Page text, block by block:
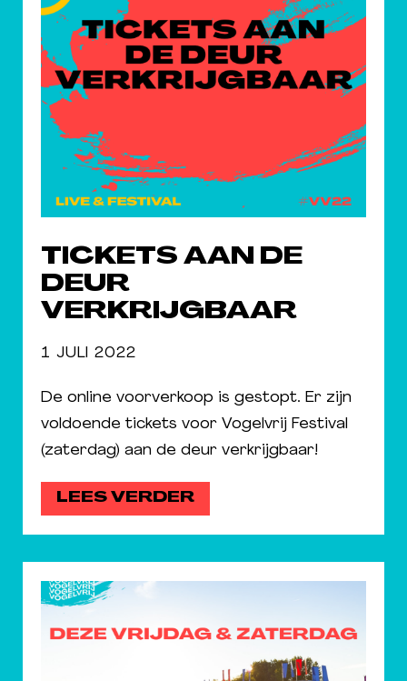
TICKETS AAN DE
DEUR
VERKRIJGBAAR
1 JULI 2022
De online voorverkoop is gestopt. Er zijn
voldoende tickets voor Vogelvrij Festival
(zaterdag) aan de deur verkrijgbaar!
LEES VERDER